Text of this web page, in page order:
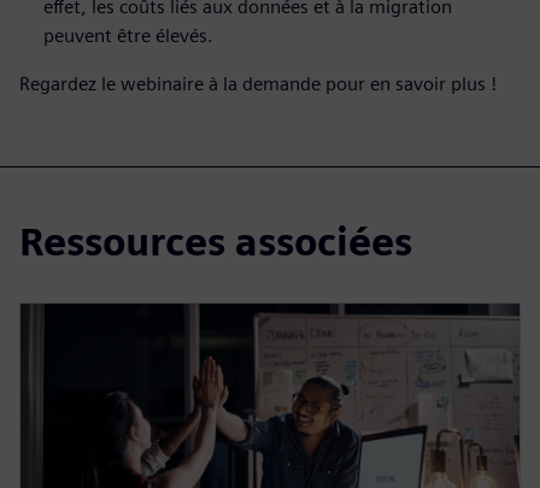
effet, les coûts liés aux données et à la migration
peuvent être élevés.
Regardez le webinaire à la demande pour en savoir plus !
Ressources associées